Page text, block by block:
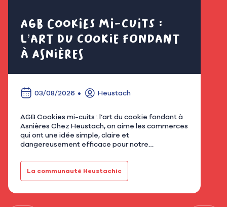
AGB Cookies mi-cuits :
l’art du cookie fondant
à Asnières
03/08/2026 Heustach
AGB Cookies mi-cuits : l’art du cookie fondant à
Asnières Chez Heustach, on aime les commerces
qui ont une idée simple, claire et
dangereusement efficace pour notre
installé au 21 rue de Bretagne à As…
La communauté Heustachic